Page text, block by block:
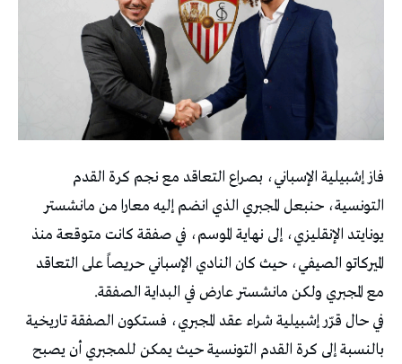
فاز إشبيلية الإسباني، بصراع التعاقد مع نجم كرة القدم
التونسية، حنبعل المجبري الذي انضم إليه معارا من مانشستر
يونايتد الإنقليزي، إلى نهاية الموسم، في صفقة كانت متوقعة منذ
الميركاتو الصيفي، حيث كان النادي الإسباني حريصاً على التعاقد
مع المجبري ولكن مانشستر عارض في البداية الصفقة.
في حال قرّر إشبيلية شراء عقد المجبري، فستكون الصفقة تاريخية
بالنسبة إلى كرة القدم التونسية حيث يمكن للمجبري أن يصبح